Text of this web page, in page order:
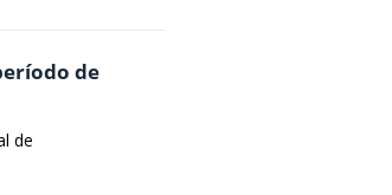
de
de